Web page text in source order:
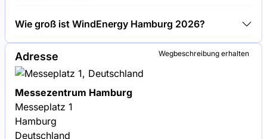
sind unter den Unternehmen, die auf WindEnergy
Hamburg 2026 ausstellen.
Wie groß ist WindEnergy Hamburg 2026?
WindEnergy Hamburg 2026 umfasst eine
Ausstellungsfläche von 65.000 Quadratmetern.
Wegbeschreibung erhalten
Adresse
Messezentrum Hamburg
Messeplatz 1
Hamburg
Deutschland